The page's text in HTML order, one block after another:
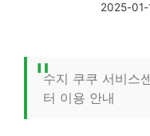
2025-01-
수지 쿠쿠 서비스
터 이용 안내